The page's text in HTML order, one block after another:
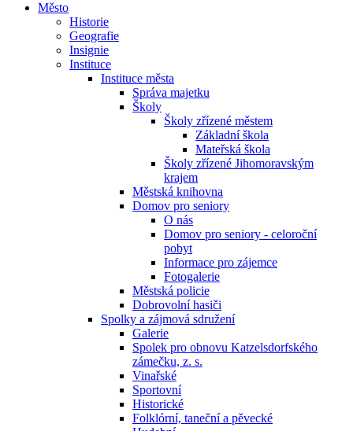
Město
Historie
Geografie
Insignie
Instituce
Instituce města
Správa majetku
Školy
Školy zřízené městem
Základní škola
Mateřská škola
Školy zřízené Jihomoravským
krajem
Městská knihovna
Domov pro seniory
O nás
Domov pro seniory - celoroční
pobyt
Informace pro zájemce
Fotogalerie
Městská policie
Dobrovolní hasiči
Spolky a zájmová sdružení
Galerie
Spolek pro obnovu Katzelsdorfského
zámečku, z. s.
Vinařské
Sportovní
Historické
Folklórní, taneční a pěvecké